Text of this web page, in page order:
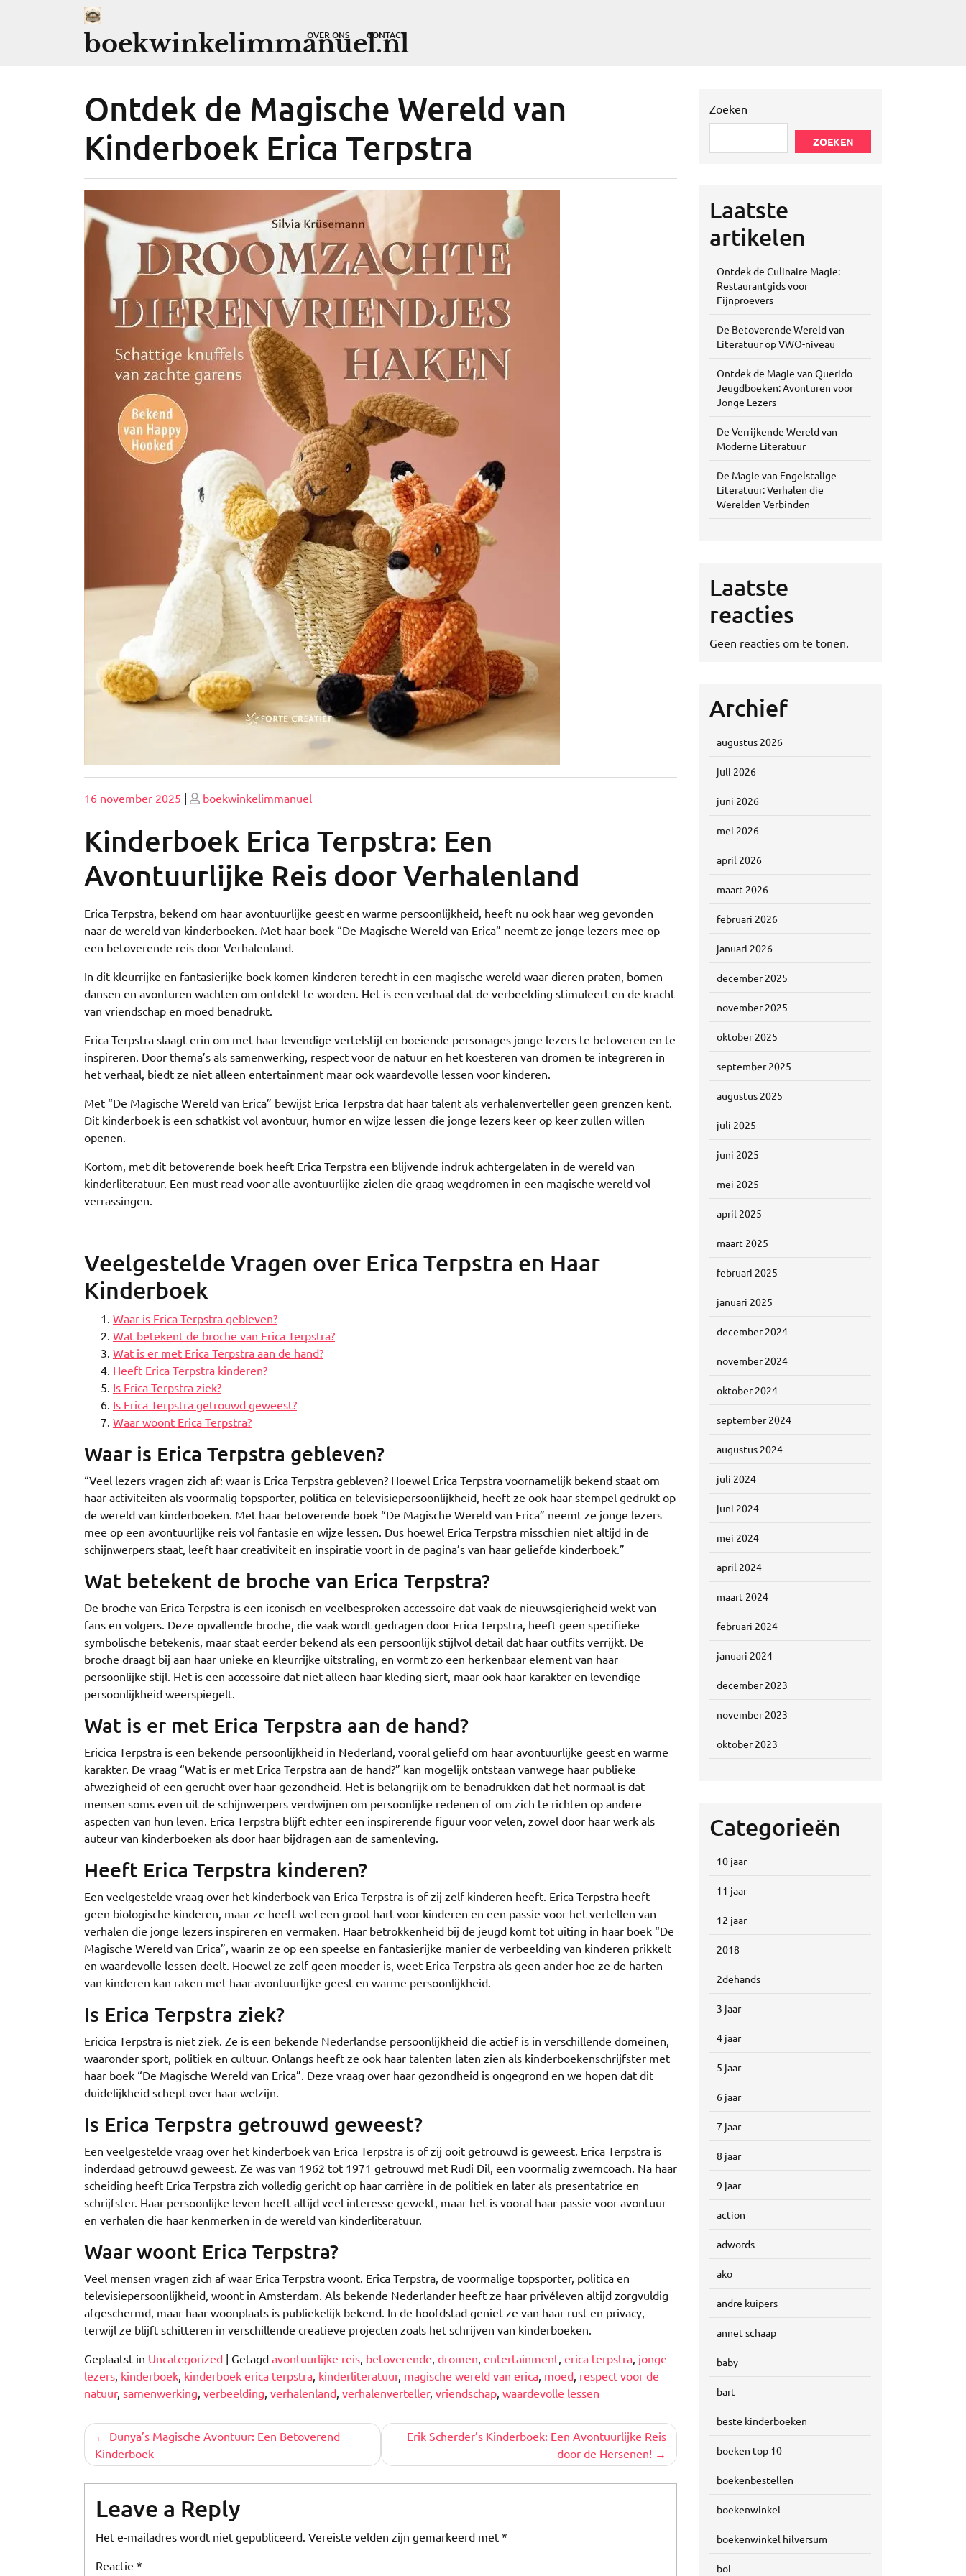
boekwinkelimmanuel.nl
OVER ONS CONTACT
Ontdek de Magische Wereld van
Kinderboek Erica Terpstra
Geplaatst
16 november 2025 | Geplaatst
boekwinkelimmanuel
Kinderboek Erica Terpstra: Een
Avontuurlijke Reis door Verhalenland
Erica Terpstra, bekend om haar avontuurlijke geest en warme persoonlijkheid, heeft nu ook haar weg gevonden
naar de wereld van kinderboeken. Met haar boek “De Magische Wereld van Erica” neemt ze jonge lezers mee op
een betoverende reis door Verhalenland.
In dit kleurrijke en fantasierijke boek komen kinderen terecht in een magische wereld waar dieren praten, bomen
dansen en avonturen wachten om ontdekt te worden. Het is een verhaal dat de verbeelding stimuleert en de kracht
van vriendschap en moed benadrukt.
Erica Terpstra slaagt erin om met haar levendige vertelstijl en boeiende personages jonge lezers te betoveren en te
inspireren. Door thema’s als samenwerking, respect voor de natuur en het koesteren van dromen te integreren in
het verhaal, biedt ze niet alleen entertainment maar ook waardevolle lessen voor kinderen.
Met “De Magische Wereld van Erica” bewijst Erica Terpstra dat haar talent als verhalenverteller geen grenzen kent.
Dit kinderboek is een schatkist vol avontuur, humor en wijze lessen die jonge lezers keer op keer zullen willen
openen.
Kortom, met dit betoverende boek heeft Erica Terpstra een blijvende indruk achtergelaten in de wereld van
kinderliteratuur. Een must-read voor alle avontuurlijke zielen die graag wegdromen in een magische wereld vol
verrassingen.
Veelgestelde Vragen over Erica Terpstra en Haar
Kinderboek
Waar is Erica Terpstra gebleven?
Wat betekent de broche van Erica Terpstra?
Wat is er met Erica Terpstra aan de hand?
Heeft Erica Terpstra kinderen?
Is Erica Terpstra ziek?
Is Erica Terpstra getrouwd geweest?
Waar woont Erica Terpstra?
Waar is Erica Terpstra gebleven?
“Veel lezers vragen zich af: waar is Erica Terpstra gebleven? Hoewel Erica Terpstra voornamelijk bekend staat om
haar activiteiten als voormalig topsporter, politica en televisiepersoonlijkheid, heeft ze ook haar stempel gedrukt op
de wereld van kinderboeken. Met haar betoverende boek “De Magische Wereld van Erica” neemt ze jonge lezers
mee op een avontuurlijke reis vol fantasie en wijze lessen. Dus hoewel Erica Terpstra misschien niet altijd in de
schijnwerpers staat, leeft haar creativiteit en inspiratie voort in de pagina’s van haar geliefde kinderboek.”
Wat betekent de broche van Erica Terpstra?
De broche van Erica Terpstra is een iconisch en veelbesproken accessoire dat vaak de nieuwsgierigheid wekt van
fans en volgers. Deze opvallende broche, die vaak wordt gedragen door Erica Terpstra, heeft geen specifieke
symbolische betekenis, maar staat eerder bekend als een persoonlijk stijlvol detail dat haar outfits verrijkt. De
broche draagt bij aan haar unieke en kleurrijke uitstraling, en vormt zo een herkenbaar element van haar
persoonlijke stijl. Het is een accessoire dat niet alleen haar kleding siert, maar ook haar karakter en levendige
persoonlijkheid weerspiegelt.
Wat is er met Erica Terpstra aan de hand?
Ericica Terpstra is een bekende persoonlijkheid in Nederland, vooral geliefd om haar avontuurlijke geest en warme
karakter. De vraag “Wat is er met Erica Terpstra aan de hand?” kan mogelijk ontstaan vanwege haar publieke
afwezigheid of een gerucht over haar gezondheid. Het is belangrijk om te benadrukken dat het normaal is dat
mensen soms even uit de schijnwerpers verdwijnen om persoonlijke redenen of om zich te richten op andere
aspecten van hun leven. Erica Terpstra blijft echter een inspirerende figuur voor velen, zowel door haar werk als
auteur van kinderboeken als door haar bijdragen aan de samenleving.
Heeft Erica Terpstra kinderen?
Een veelgestelde vraag over het kinderboek van Erica Terpstra is of zij zelf kinderen heeft. Erica Terpstra heeft
geen biologische kinderen, maar ze heeft wel een groot hart voor kinderen en een passie voor het vertellen van
verhalen die jonge lezers inspireren en vermaken. Haar betrokkenheid bij de jeugd komt tot uiting in haar boek “De
Magische Wereld van Erica”, waarin ze op een speelse en fantasierijke manier de verbeelding van kinderen prikkelt
en waardevolle lessen deelt. Hoewel ze zelf geen moeder is, weet Erica Terpstra als geen ander hoe ze de harten
van kinderen kan raken met haar avontuurlijke geest en warme persoonlijkheid.
Is Erica Terpstra ziek?
Ericica Terpstra is niet ziek. Ze is een bekende Nederlandse persoonlijkheid die actief is in verschillende domeinen,
waaronder sport, politiek en cultuur. Onlangs heeft ze ook haar talenten laten zien als kinderboekenschrijfster met
haar boek “De Magische Wereld van Erica”. Deze vraag over haar gezondheid is ongegrond en we hopen dat dit
duidelijkheid schept over haar welzijn.
Is Erica Terpstra getrouwd geweest?
Een veelgestelde vraag over het kinderboek van Erica Terpstra is of zij ooit getrouwd is geweest. Erica Terpstra is
inderdaad getrouwd geweest. Ze was van 1962 tot 1971 getrouwd met Rudi Dil, een voormalig zwemcoach. Na haar
scheiding heeft Erica Terpstra zich volledig gericht op haar carrière in de politiek en later als presentatrice en
schrijfster. Haar persoonlijke leven heeft altijd veel interesse gewekt, maar het is vooral haar passie voor avontuur
en verhalen die haar kenmerken in de wereld van kinderliteratuur.
Waar woont Erica Terpstra?
Veel mensen vragen zich af waar Erica Terpstra woont. Erica Terpstra, de voormalige topsporter, politica en
televisiepersoonlijkheid, woont in Amsterdam. Als bekende Nederlander heeft ze haar privéleven altijd zorgvuldig
afgeschermd, maar haar woonplaats is publiekelijk bekend. In de hoofdstad geniet ze van haar rust en privacy,
terwijl ze blijft schitteren in verschillende creatieve projecten zoals het schrijven van kinderboeken.
Geplaatst in Uncategorized | Getagd avontuurlijke reis, betoverende, dromen, entertainment, erica terpstra, jonge
lezers, kinderboek, kinderboek erica terpstra, kinderliteratuur, magische wereld van erica, moed, respect voor de
natuur, samenwerking, verbeelding, verhalenland, verhalenverteller, vriendschap, waardevolle lessen
Berichtnavigatie
Dunya’s Magische Avontuur: Een Betoverend
Kinderboek
Erik Scherder’s Kinderboek: Een Avontuurlijke Reis
door de Hersenen!
Leave a Reply
Het e-mailadres wordt niet gepubliceerd. Vereiste velden zijn gemarkeerd met *
Reactie *
Zoeken
ZOEKEN
Laatste
artikelen
Ontdek de Culinaire Magie:
Restaurantgids voor
Fijnproevers
De Betoverende Wereld van
Literatuur op VWO-niveau
Ontdek de Magie van Querido
Jeugdboeken: Avonturen voor
Jonge Lezers
De Verrijkende Wereld van
Moderne Literatuur
De Magie van Engelstalige
Literatuur: Verhalen die
Werelden Verbinden
Laatste
reacties
Geen reacties om te tonen.
Archief
augustus 2026
juli 2026
juni 2026
mei 2026
april 2026
maart 2026
februari 2026
januari 2026
december 2025
november 2025
oktober 2025
september 2025
augustus 2025
juli 2025
juni 2025
mei 2025
april 2025
maart 2025
februari 2025
januari 2025
december 2024
november 2024
oktober 2024
september 2024
augustus 2024
juli 2024
juni 2024
mei 2024
april 2024
maart 2024
februari 2024
januari 2024
december 2023
november 2023
oktober 2023
Categorieën
10 jaar
11 jaar
12 jaar
2018
2dehands
3 jaar
4 jaar
5 jaar
6 jaar
7 jaar
8 jaar
9 jaar
action
adwords
ako
andre kuipers
annet schaap
baby
bart
beste kinderboeken
boeken top 10
boekenbestellen
boekenwinkel
boekenwinkel hilversum
bol